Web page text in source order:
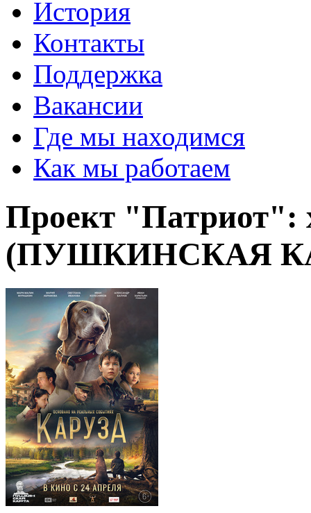
История
Контакты
Поддержка
Вакансии
Где мы находимся
Как мы работаем
Проект "Патриот":
(ПУШКИНСКАЯ